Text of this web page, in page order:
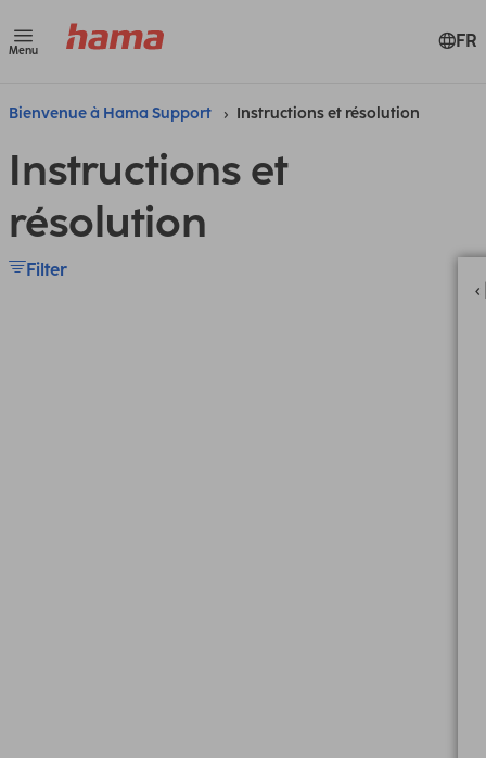
Menu FR
Bienvenue à Hama Support Instructions et résolution
Instructions et
résolution
Filter